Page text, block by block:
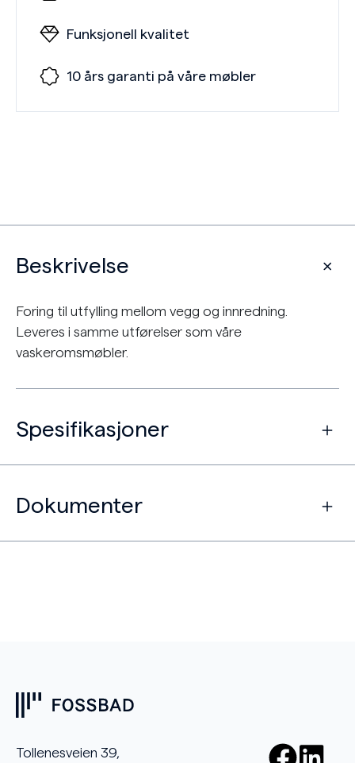
Funksjonell kvalitet
10 års garanti på våre møbler
Beskrivelse
Foring til utfylling mellom vegg og innredning.
Leveres i samme utførelser som våre
vaskeromsmøbler.
Spesifikasjoner
Dokumenter
Tollenesveien 39,